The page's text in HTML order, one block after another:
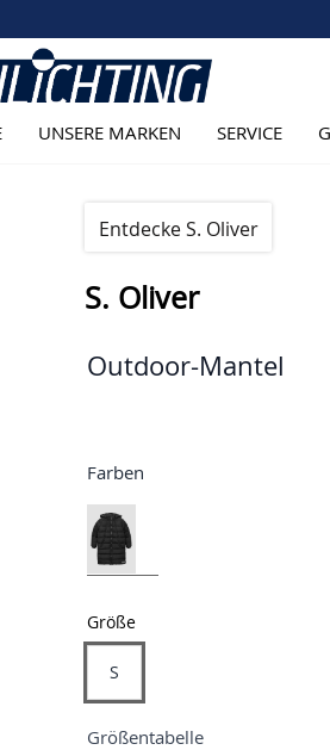
UNSERE MARKEN SERVICE
Entdecke S. Oliver
S. Oliver
Outdoor-Mantel
Farben
Größe
S
Größentabelle